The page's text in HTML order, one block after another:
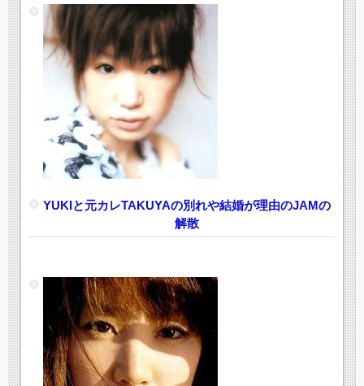
YUKIと元カレTAKUYAの別れや結婚が理由のJAMの
解散